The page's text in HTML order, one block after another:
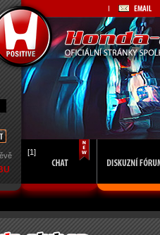
[1]